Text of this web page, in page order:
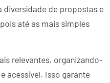
diversidade de propostas e
até as mais simples
relevantes, organizando-
acessível. Isso garante